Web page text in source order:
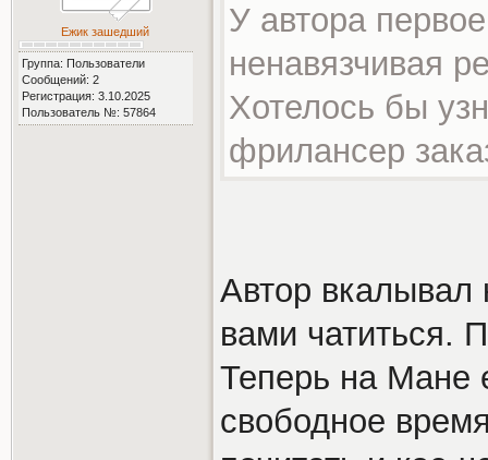
Ежик зашедший
Группа: Пользователи
Сообщений: 2
Регистрация: 3.10.2025
Пользователь №: 57864
У автора
ненавязчивая
Хотелось бы
фрилансер
Автор вкалывал
вами чатиться.
Теперь на Мане
свободное